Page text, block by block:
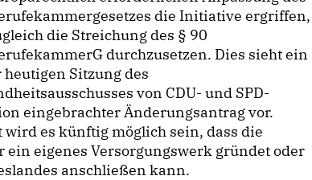
die Initiative ergriffen,
die Streichung des § 90
durchzusetzen. Dies sieht ein
Sitzung des
von CDU- und SPD-
eingebrachter Änderungsantrag vor.
wird es künftig möglich sein, dass die
eigenes Versorgungswerk gründet oder
anschließen kann.